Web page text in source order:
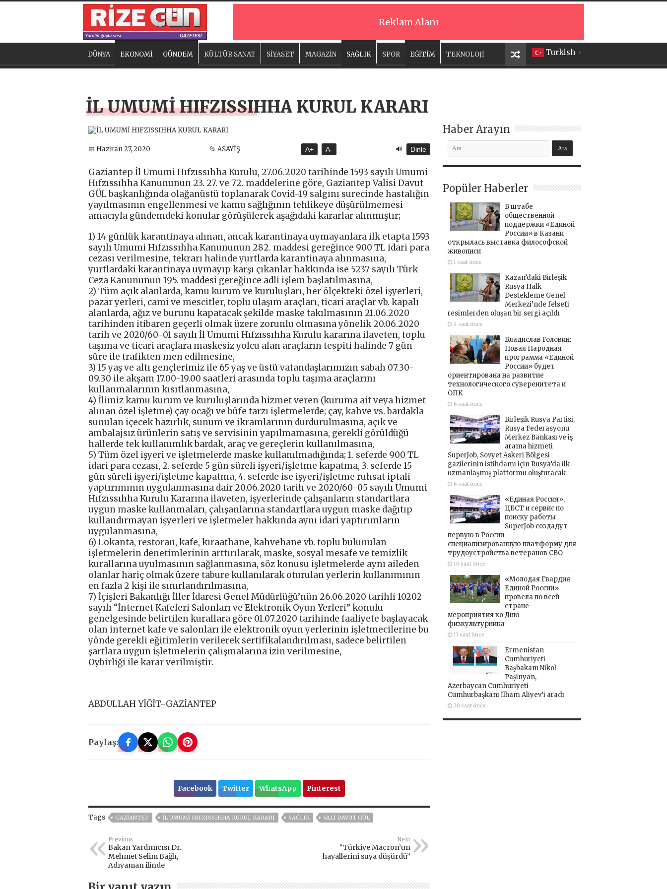
Reklam Alanı
Turkish ▼
DÜNYA EKONOMİ GÜNDEM KÜLTÜR SANAT SİYASET MAGAZİN SAĞLIK SPOR EĞİTİM TEKNOLOJİ
İL UMUMİ HIFZISSIHHA KURUL KARARI
📅 Haziran 27, 2020 📂 ASAYİŞ A+ A- 🔊 Dinle
Gaziantep İl Umumi Hıfzıssıhha Kurulu, 27.06.2020 tarihinde 1593 sayılı Umumi
Hıfzıssıhha Kanununun 23. 27. ve 72. maddelerine göre, Gaziantep Valisi Davut
GÜL başkanlığında olağanüstü toplanarak Covid-19 salgını surecinde hastalığın
yayılmasının engellenmesi ve kamu sağlığının tehlikeye düşürülmemesi
amacıyla gündemdeki konular görüşülerek aşağıdaki kararlar alınmıştır;
1) 14 günlük karantinaya alınan, ancak karantinaya uymayanlara ilk etapta 1593
sayılı Umumi Hıfzıssıhha Kanununun 282. maddesi gereğince 900 TL idari para
cezası verilmesine, tekrarı halinde yurtlarda karantinaya alınmasına,
yurtlardaki karantinaya uymayıp karşı çıkanlar hakkında ise 5237 sayılı Türk
Ceza Kanununun 195. maddesi gereğince adli işlem başlatılmasına,
2) Tüm açık alanlarda, kamu kurum ve kuruluşları, her ölçekteki özel işyerleri,
pazar yerleri, cami ve mescitler, toplu ulaşım araçları, ticari araçlar vb. kapalı
alanlarda, ağız ve burunu kapatacak şekilde maske takılmasının 21.06.2020
tarihinden itibaren geçerli olmak üzere zorunlu olmasına yönelik 20.06.2020
tarih ve 2020/60-01 sayılı İl Umumi Hıfzıssıhha Kurulu kararına ilaveten, toplu
taşıma ve ticari araçlara maskesiz yolcu alan araçların tespiti halinde 7 gün
süre ile trafikten men edilmesine,
3) 15 yaş ve altı gençlerimiz ile 65 yaş ve üstü vatandaşlarımızın sabah 07.30-
09.30 ile akşam 17.00-19.00 saatleri arasında toplu taşıma araçlarını
kullanmalarının kısıtlanmasına,
4) İlimiz kamu kurum ve kuruluşlarında hizmet veren (kuruma ait veya hizmet
alınan özel işletme) çay ocağı ve büfe tarzı işletmelerde; çay, kahve vs. bardakla
sunulan içecek hazırlık, sunum ve ikramlarının durdurulmasına, açık ve
ambalajsız ürünlerin satış ve servisinin yapılmamasına, gerekli görüldüğü
hallerde tek kullanımlık bardak, araç ve gereçlerin kullanılmasına,
5) Tüm özel işyeri ve işletmelerde maske kullanılmadığında; 1. seferde 900 TL
idari para cezası, 2. seferde 5 gün süreli işyeri/işletme kapatma, 3. seferde 15
gün süreli işyeri/işletme kapatma, 4. seferde ise işyeri/işletme ruhsat iptali
yaptırımının uygulanmasına dair 20.06.2020 tarih ve 2020/60-05 sayılı Umumi
Hıfzıssıhha Kurulu Kararına ilaveten, işyerlerinde çalışanların standartlara
uygun maske kullanmaları, çalışanlarına standartlara uygun maske dağıtıp
kullandırmayan işyerleri ve işletmeler hakkında aynı idari yaptırımların
uygulanmasına,
6) Lokanta, restoran, kafe, kıraathane, kahvehane vb. toplu bulunulan
işletmelerin denetimlerinin arttırılarak, maske, sosyal mesafe ve temizlik
kurallarına uyulmasının sağlanmasına, söz konusu işletmelerde aynı aileden
olanlar hariç olmak üzere tabure kullanılarak oturulan yerlerin kullanımının
en fazla 2 kişi ile sınırlandırılmasına,
7) İçişleri Bakanlığı İller İdaresi Genel Müdürlüğü’nün 26.06.2020 tarihli 10202
sayılı “İnternet Kafeleri Salonları ve Elektronik Oyun Yerleri” konulu
genelgesinde belirtilen kurallara göre 01.07.2020 tarihinde faaliyete başlayacak
olan internet kafe ve salonları ile elektronik oyun yerlerinin işletmecilerine bu
yönde gerekli eğitimlerin verilerek sertifikalandırılması, sadece belirtilen
şartlara uygun işletmelerin çalışmalarına izin verilmesine,
Oybirliği ile karar verilmiştir.
ABDULLAH YİĞİT-GAZİANTEP
Paylaş:
Facebook Twitter WhatsApp Pinterest
Tags GAZIANTEP İL UMUMİ HIFZISSIHHA KURUL KARARI SAĞLIK VALI DAVUT GÜL
Previous
Bakan Yardımcısı Dr.
Mehmet Selim Bağlı,
Adıyaman ilinde
Next
“Türkiye Macron’un
hayallerini suya düşürdü”
Haber Arayın
Popüler Haberler
В штабе
общественной
поддержки «Единой
России» в Казани
открылась выставка философской
живописи
1 saat önce
Kazan’daki Birleşik
Rusya Halk
Destekleme Genel
Merkezi’nde felsefi
resimlerden oluşan bir sergi açıldı
4 saat önce
Владислав Головин:
Новая Народная
программа «Единой
России» будет
ориентирована на развитие
технологического суверенитета и
ОПК
6 saat önce
Birleşik Rusya Partisi,
Rusya Federasyonu
Merkez Bankası ve iş
arama hizmeti
SuperJob, Sovyet Askeri Bölgesi
gazilerinin istihdamı için Rusya’da ilk
uzmanlaşmış platformu oluşturacak
6 saat önce
«Единая Россия»,
ЦБСТ и сервис по
поиску работы
SuperJob создадут
первую в России
специализированную платформу для
трудоустройства ветеранов СВО
10 saat önce
«Молодая Гвардия
Единой России»
провела по всей
стране
мероприятия ко Дню
физкультурника
17 saat önce
Ermenistan
Cumhuriyeti
Başbakanı Nikol
Paşinyan,
Azerbaycan Cumhuriyeti
Cumhurbaşkanı İlham Aliyev’i aradı
20 saat önce